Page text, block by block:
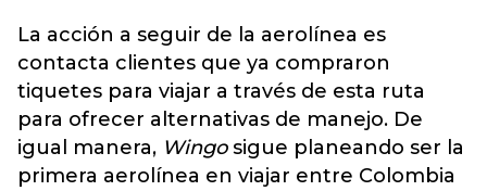
La acción a seguir de la aerolínea es
contacta clientes que ya compraron
tiquetes para viajar a través de esta ruta
para ofrecer alternativas de manejo. De
igual manera, Wingosigue planeando ser la
primera aerolínea en viajar entre Colombia